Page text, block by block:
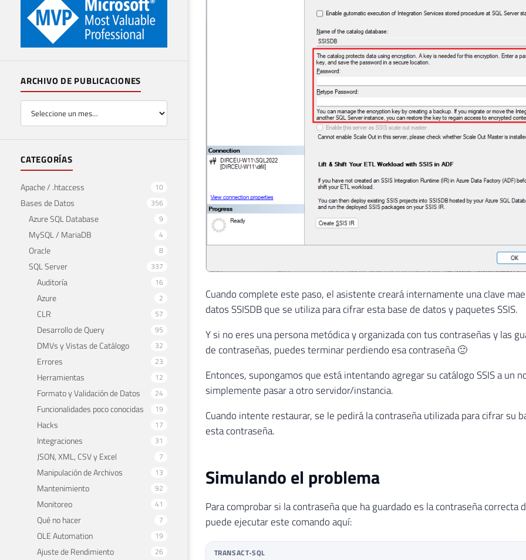
ARCHIVO DE PUBLICACIONES
CATEGORÍAS
Apache / .htaccess 10
Bases de Datos 356
Azure SQL Database 9
MySQL / MariaDB 4
Oracle 8
SQL Server 337
Auditoría 16
Azure 2
CLR 57
Desarrollo de Query 95
DMVs y Vistas de Catálogo 32
Errores 23
Herramientas 12
Formato y Validación de Datos 24
Funcionalidades poco conocidas 19
Hacks 17
Integraciones 31
JSON, XML, CSV y Excel 7
Manipulación de Archivos 13
Mantenimiento 92
Monitoreo 41
Qué no hacer 7
OLE Automation 19
Ajuste de Rendimiento 26
Cuando complete este paso, el asistente creará internamente una clave
datos SSISDB que se utiliza para cifrar esta base de datos y paquetes SSIS.
Y si no eres una persona metódica y organizada con tus contraseñas y las
de contraseñas, puedes terminar perdiendo esa contraseña 🙂
Entonces, supongamos que está intentando agregar su catálogo SSIS a un
simplemente pasar a otro servidor/instancia.
Cuando intente restaurar, se le pedirá la contraseña utilizada para cifrar su
esta contraseña.
Simulando el problema
Para comprobar si la contraseña que ha guardado es la contraseña correcta
puede ejecutar este comando aquí:
TRANSACT-SQL